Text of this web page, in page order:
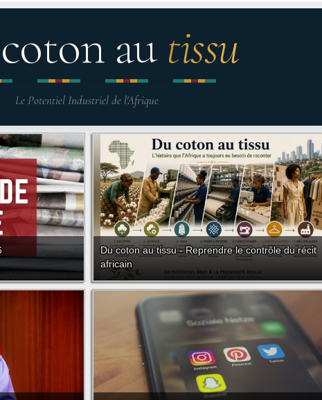
au tissu
Le Potentiel Industriel de l'Afrique
Du coton au tissu - Reprendre le contrôle du récit
africain